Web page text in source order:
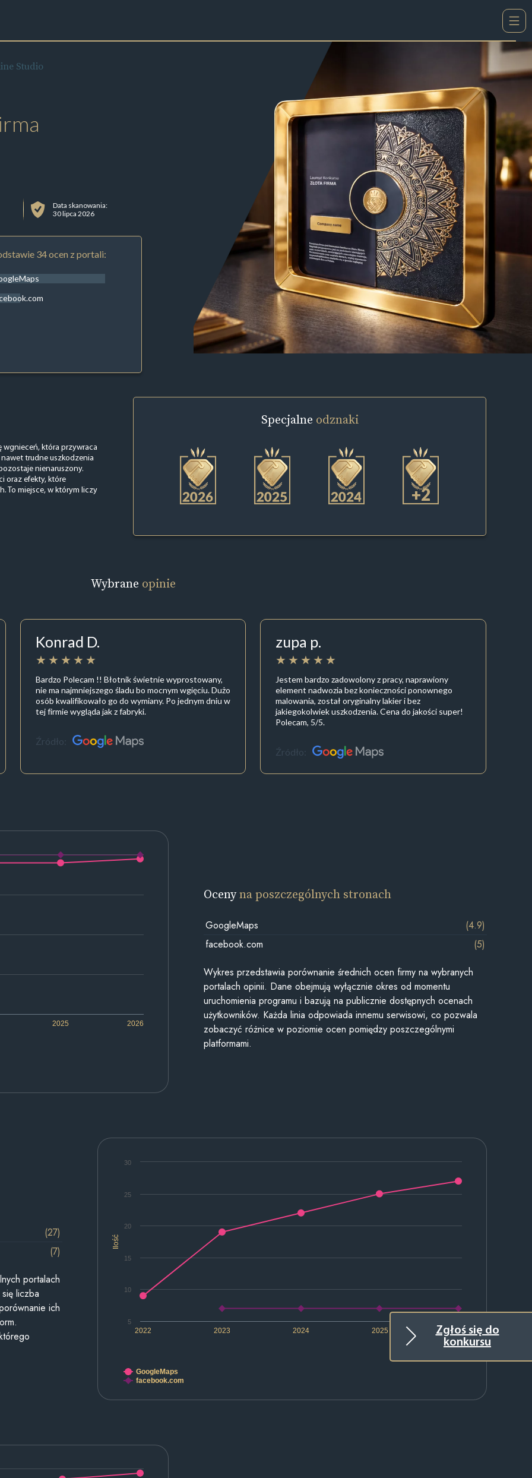
Zgłoś się do
konkursu
Studio
Data skanowania:
30 lipca 2026
34 ocen z portali:
wgnieceń, która przywraca
trudne uszkodzenia
nienaruszony.
oraz efekty, które
To miejsce, w którym liczy
Specjalne odznaki
+2
Wybrane opinie
Konrad D.
Bardzo Polecam !! Błotnik świetnie wyprostowany,
nie ma najmniejszego śladu bo mocnym wgięciu. Dużo
osób kwalifikowało go do wymiany. Po jednym dniu w
tej firmie wygląda jak z fabryki.
Źródło:
zupa p.
Jestem bardzo zadowolony z pracy, naprawiony
element nadwozia bez konieczności ponownego
malowania, został oryginalny lakier i bez
jakiegokolwiek uszkodzenia. Cena do jakości super!
Polecam, 5/5.
Źródło:
2025 2026
Ocenyna poszczególnych stronach
GoogleMaps
(4.9)
facebook.com
(5)
Wykres przedstawia porównanie średnich ocen firmy na wybranych
portalach opinii. Dane obejmują wyłącznie okres od momentu
uruchomienia programu i bazują na publicznie dostępnych ocenach
użytkowników. Każda linia odpowiada innemu serwisowi, co pozwala
zobaczyć różnice w poziomie ocen pomiędzy poszczególnymi
platformami.
Ilość
2022 2023 2024 2025 2026
5
10
15
20
25
30
GoogleMaps
facebook.com
(27)
(7)
portalach
liczba
ich